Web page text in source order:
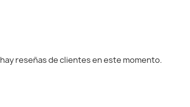
reseñas de clientes en este momento.